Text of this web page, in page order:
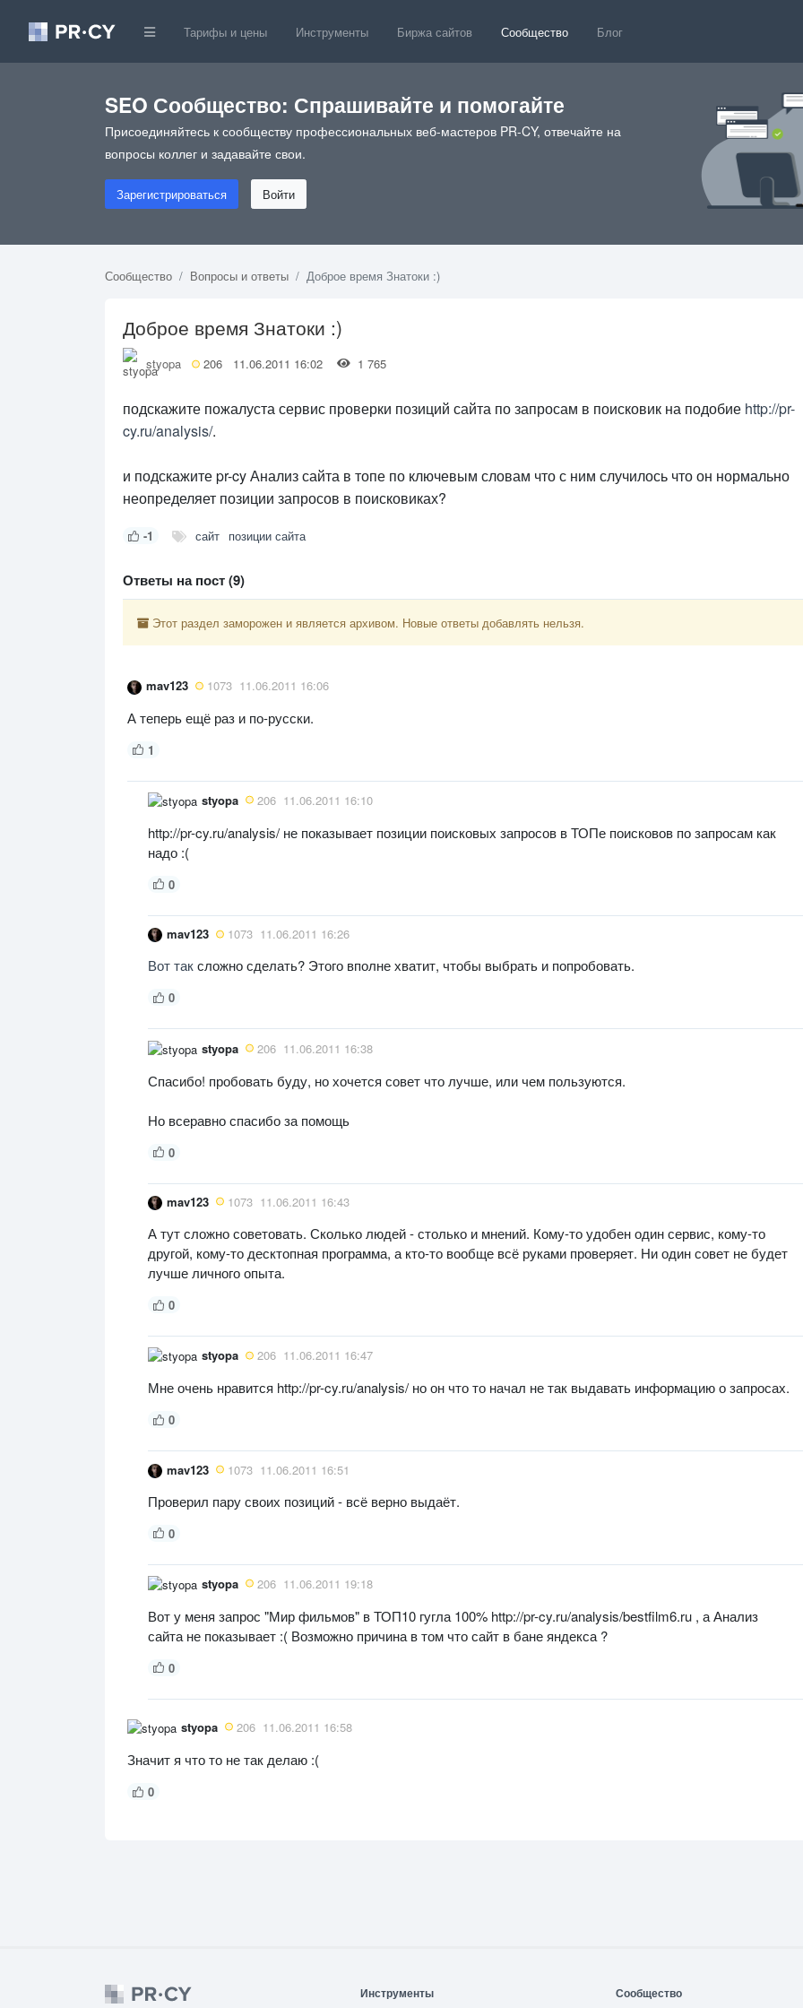
Тарифы и цены Инструменты Биржа сайтов Сообщество Блог
SEO Сообщество: Спрашивайте и помогайте
Присоединяйтесь к сообществу профессиональных веб-мастеров PR-CY, отвечайте на
вопросы коллег и задавайте свои.
Зарегистрироваться Войти
Сообщество Вопросы и ответы Доброе время Знатоки :)
Доброе время Знатоки :)
styopa 206 11.06.2011 16:02 1 765
подскажите пожалуста сервис проверки позиций сайта по запросам в поисковик на подобие http://pr-
cy.ru/analysis/.
и подскажите pr-cy Анализ сайта в топе по ключевым словам что с ним случилось что он нормально
неопределяет позиции запросов в поисковиках?
-1 сайт позиции сайта
Ответы на пост (9)
Этот раздел заморожен и является архивом. Новые ответы добавлять нельзя.
mav123 1073 11.06.2011 16:06
А теперь ещё раз и по-русски.
1
styopa 206 11.06.2011 16:10
http://pr-cy.ru/analysis/ не показывает позиции поисковых запросов в ТОПе поисковов по запросам как
надо :(
0
mav123 1073 11.06.2011 16:26
Вот таксложно сделать? Этого вполне хватит, чтобы выбрать и попробовать.
0
styopa 206 11.06.2011 16:38
Спасибо! пробовать буду, но хочется совет что лучше, или чем пользуются.
Но всеравно спасибо за помощь
0
mav123 1073 11.06.2011 16:43
А тут сложно советовать. Сколько людей - столько и мнений. Кому-то удобен один сервис, кому-то
другой, кому-то десктопная программа, а кто-то вообще всё руками проверяет. Ни один совет не будет
лучше личного опыта.
0
styopa 206 11.06.2011 16:47
Мне очень нравится http://pr-cy.ru/analysis/ но он что то начал не так выдавать информацию о запросах.
0
mav123 1073 11.06.2011 16:51
Проверил пару своих позиций - всё верно выдаёт.
0
styopa 206 11.06.2011 19:18
Вот у меня запрос "Мир фильмов" в ТОП10 гугла 100% http://pr-cy.ru/analysis/bestfilm6.ru , а Анализ
сайта не показывает :( Возможно причина в том что сайт в бане яндекса ?
0
styopa 206 11.06.2011 16:58
Значит я что то не так делаю :(
0
Инструменты Сообщество